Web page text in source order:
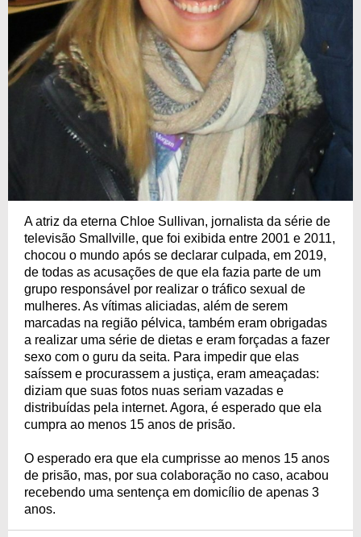
A atriz da eterna Chloe Sullivan, jornalista da série de
televisão Smallville, que foi exibida entre 2001 e 2011,
chocou o mundo após se declarar culpada, em 2019,
de todas as acusações de que ela fazia parte de um
grupo responsável por realizar o tráfico sexual de
mulheres. As vítimas aliciadas, além de serem
marcadas na região pélvica, também eram obrigadas
a realizar uma série de dietas e eram forçadas a fazer
sexo com o guru da seita. Para impedir que elas
saíssem e procurassem a justiça, eram ameaçadas:
diziam que suas fotos nuas seriam vazadas e
distribuídas pela internet. Agora, é esperado que ela
cumpra ao menos 15 anos de prisão.
O esperado era que ela cumprisse ao menos 15 anos
de prisão, mas, por sua colaboração no caso, acabou
recebendo uma sentença em domicílio de apenas 3
anos.